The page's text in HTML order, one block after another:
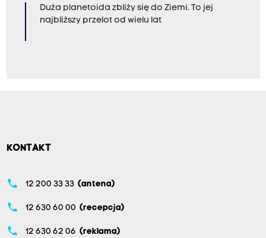
Duża planetoida zbliży się do Ziemi. To jej
najbliższy przelot od wielu lat
KONTAKT
phone 12 200 33 33 (antena)
phone 12 630 60 00 (recepcja)
phone 12 630 62 06 (reklama)